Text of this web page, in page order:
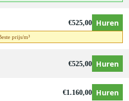
€525,00 Huren
prijs/m³
€525,00 Huren
€1.160,00 Huren